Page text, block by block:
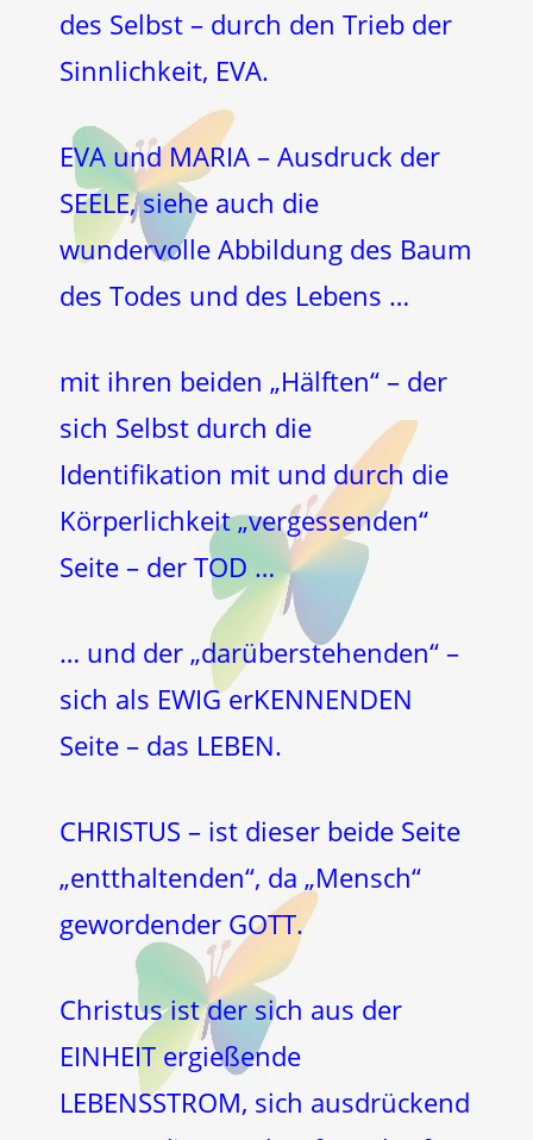
des Selbst – durch den Trieb der
Sinnlichkeit, EVA.
EVA und MARIA – Ausdruck der
SEELE, siehe auch die
wundervolle Abbildung des Baum
des Todes und des Lebens …
mit ihren beiden „Hälften“ – der
sich Selbst durch die
Identifikation mit und durch die
Körperlichkeit „vergessenden“
Seite – der TOD …
… und der „darüberstehenden“ –
sich als EWIG erKENNENDEN
Seite – das LEBEN.
CHRISTUS – ist dieser beide Seite
„entthaltenden“, da „Mensch“
gewordender GOTT.
Christus ist der sich aus der
EINHEIT ergießende
LEBENSSTROM, sich ausdrückend